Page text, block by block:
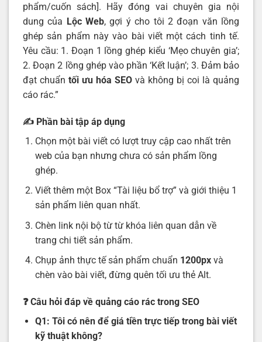
phẩm/cuốn sách]. Hãy đóng vai chuyên gia nội
dung của Lộc Web, gợi ý cho tôi 2 đoạn văn lồng
ghép sản phẩm này vào bài viết một cách tinh tế.
Yêu cầu: 1. Đoạn 1 lồng ghép kiểu ‘Mẹo chuyên gia’;
2. Đoạn 2 lồng ghép vào phần ‘Kết luận’; 3. Đảm bảo
đạt chuẩn tối ưu hóa SEO và không bị coi là quảng
cáo rác.”
✍️ Phần bài tập áp dụng
Chọn một bài viết có lượt truy cập cao nhất trên
web của bạn nhưng chưa có sản phẩm lồng
ghép.
Viết thêm một Box “Tài liệu bổ trợ” và giới thiệu 1
sản phẩm liên quan nhất.
Chèn link nội bộ từ từ khóa liên quan dẫn về
trang chi tiết sản phẩm.
Chụp ảnh thực tế sản phẩm chuẩn 1200pxvà
chèn vào bài viết, đừng quên tối ưu thẻ Alt.
❓ Câu hỏi đáp về quảng cáo rác trong SEO
Q1: Tôi có nên để giá tiền trực tiếp trong bài viết
kỹ thuật không?